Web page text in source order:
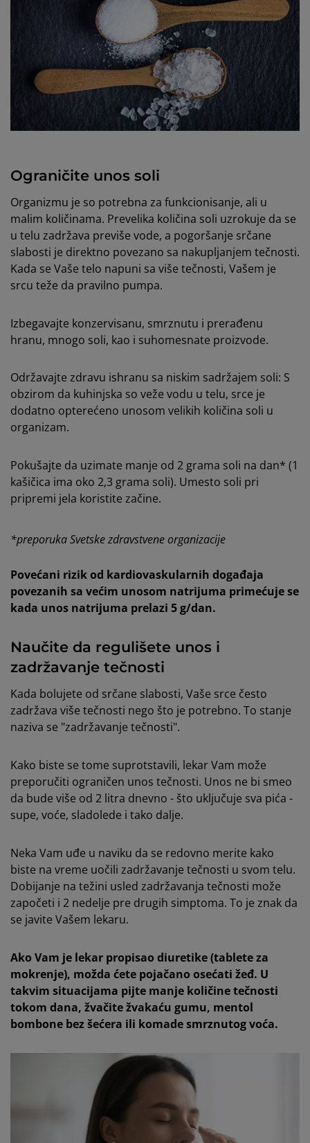
Ograničite unos soli
Organizmu je so potrebna za funkcionisanje, ali u
malim količinama. Prevelika količina soli uzrokuje da se
u telu zadržava previše vode, a pogoršanje srčane
slabosti je direktno povezano sa nakupljanjem tečnosti.
Kada se Vaše telo napuni sa više tečnosti, Vašem je
srcu teže da pravilno pumpa.
Izbegavajte konzervisanu, smrznutu i prerađenu
hranu, mnogo soli, kao i suhomesnate proizvode.
Održavajte zdravu ishranu sa niskim sadržajem soli: S
obzirom da kuhinjska so veže vodu u telu, srce je
dodatno opterećeno unosom velikih količina soli u
organizam.
Pokušajte da uzimate manje od 2 grama soli na dan* (1
kašičica ima oko 2,3 grama soli). Umesto soli pri
pripremi jela koristite začine.
*preporuka Svetske zdravstvene organizacije
Povećani rizik od kardiovaskularnih događaja
povezanih sa većim unosom natrijuma primećuje se
kada unos natrijuma prelazi 5 g/dan.
Naučite da regulišete unos i
zadržavanje tečnosti
Kada bolujete od srčane slabosti, Vaše srce često
zadržava više tečnosti nego što je potrebno. To stanje
naziva se "zadržavanje tečnosti".
Kako biste se tome suprotstavili, lekar Vam može
preporučiti ograničen unos tečnosti. Unos ne bi smeo
da bude više od 2 litra dnevno - što uključuje sva pića -
supe, voće, sladolede i tako dalje.
Neka Vam uđe u naviku da se redovno merite kako
biste na vreme uočili zadržavanje tečnosti u svom telu.
Dobijanje na težini usled zadržavanja tečnosti može
započeti i 2 nedelje pre drugih simptoma. To je znak da
se javite Vašem lekaru.
Ako Vam je lekar propisao diuretike (tablete za
mokrenje), možda ćete pojačano osećati žeđ. U
takvim situacijama pijte manje količine tečnosti
tokom dana, žvačite žvakaću gumu, mentol
bombone bez šećera ili komade smrznutog voća.